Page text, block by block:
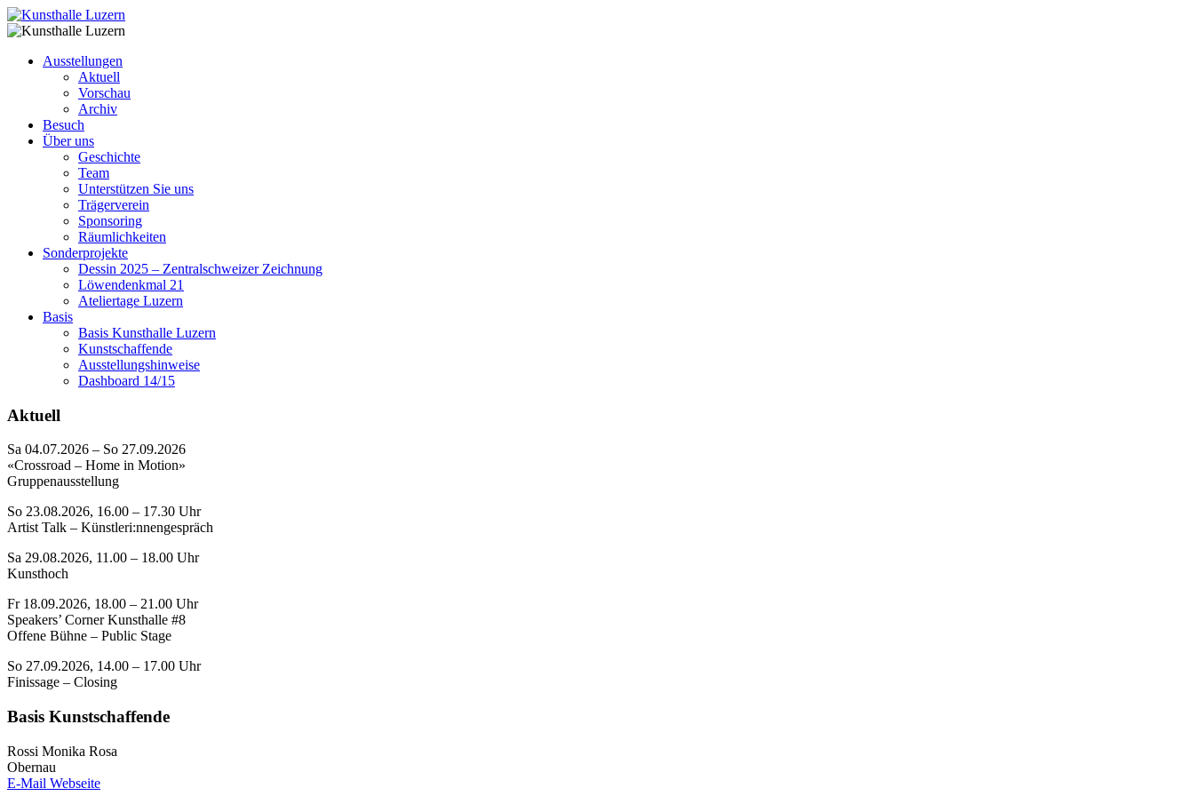
Ausstellungen
Aktuell
Vorschau
Archiv
Besuch
Über uns
Geschichte
Team
Unterstützen Sie uns
Trägerverein
Sponsoring
Räumlichkeiten
Sonderprojekte
Dessin 2025 – Zentralschweizer Zeichnung
Löwendenkmal 21
Ateliertage Luzern
Basis
Basis Kunsthalle Luzern
Kunstschaffende
Ausstellungshinweise
Dashboard 14/15
Aktuell
Sa 04.07.2026 – So 27.09.2026
«Crossroad – Home in Motion»
Gruppenausstellung
So 23.08.2026, 16.00 – 17.30 Uhr
Artist Talk – Künstleri:nnengespräch
Sa 29.08.2026, 11.00 – 18.00 Uhr
Kunsthoch
Fr 18.09.2026, 18.00 – 21.00 Uhr
Speakers’ Corner Kunsthalle #8
Offene Bühne – Public Stage
So 27.09.2026, 14.00 – 17.00 Uhr
Finissage – Closing
Basis Kunstschaffende
Rossi Monika Rosa
Obernau
E-Mail Webseite